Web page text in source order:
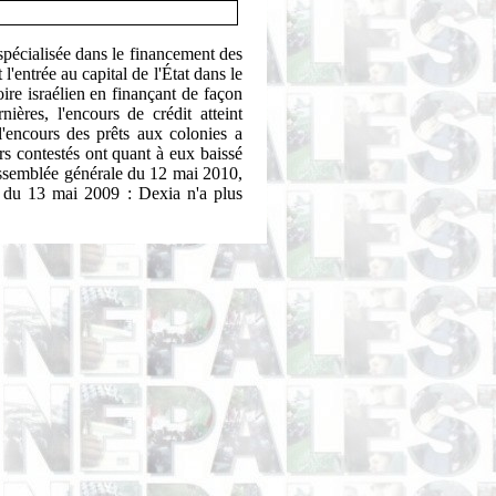
dans le financement des
au capital de l'État dans le
israélien en finançant de façon
l'encours de crédit atteint
des prêts aux colonies a
contestés ont quant à eux baissé
générale du 12 mai 2010,
du 13 mai 2009 : Dexia n'a plus